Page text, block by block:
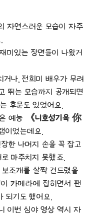
자연스러운 모습이 자주
미있는 장면들이 나왔거
나, 전희미 배우가 무려
뛰는 모습까지 공개되면
후문도 있었어요.
예능 《니호성기육 你
이었는데요.
한 나머지 손을 꼭 잡고
마주치지 못했죠.
조개를 살짝 건드렸을
카메라에 잡히면서 팬
되기도 했어요.
이번 심야 영상 역시 자